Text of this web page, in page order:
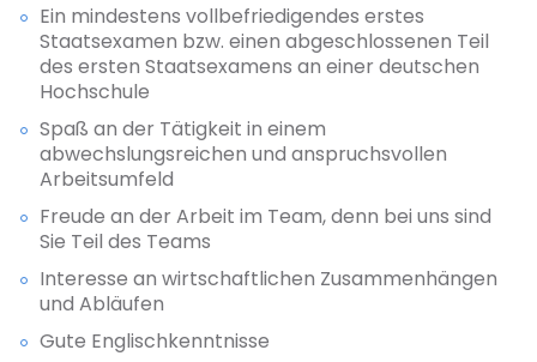
Ein mindestens vollbefriedigendes erstes
Staatsexamen bzw. einen abgeschlossenen Teil
des ersten Staatsexamens an einer deutschen
Hochschule
Spaß an der Tätigkeit in einem
abwechslungsreichen und anspruchsvollen
Arbeitsumfeld
Freude an der Arbeit im Team, denn bei uns sind
Sie Teil des Teams
Interesse an wirtschaftlichen Zusammenhängen
und Abläufen
Gute Englischkenntnisse